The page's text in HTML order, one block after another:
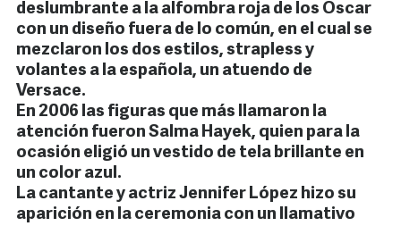
deslumbrante a la alfombra roja de los Oscar
con un diseño fuera de lo común, en el cual se
mezclaron los dos estilos, strapless y
volantes a la española, un atuendo de
Versace.
En 2006 las figuras que más llamaron la
atención fueron Salma Hayek, quien para la
ocasión eligió un vestido de tela brillante en
un color azul.
La cantante y actriz Jennifer López hizo su
aparición en la ceremonia con un llamativo